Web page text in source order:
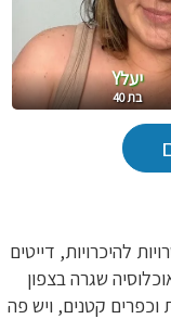
יעלY
בת 40
להיכרויות, דייטים
שגרה בצפון
וכפרים קטנים, ויש פה